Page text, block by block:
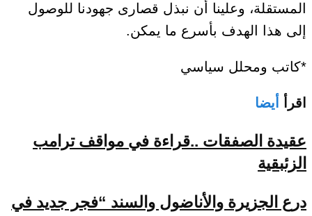
المستقلة، وعلينا أن نبذل قصارى جهودنا للوصول
إلى هذا الهدف بأسرع ما يمكن.
*كاتب ومحلل سياسي
اقرأ أيضا
عقيدة الصفقات ..قراءة في مواقف ترامب
الزئبقية
درع الجزيرة والأناضول والسند “فجر جديد في